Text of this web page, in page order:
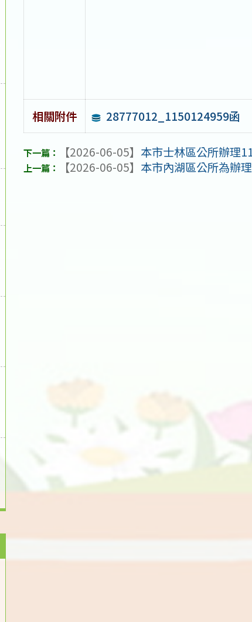
相關附件 28777012_1150124959函
【2026-06-05】 本市士林區公所辦理
【2026-06-05】 本市內湖區公所為辦